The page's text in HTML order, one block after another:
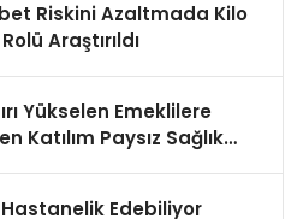
Riskini Azaltmada Kilo
Araştırıldı
Yükselen Emeklilere
Katılım Paysız Sağlık
Hastanelik Edebiliyor